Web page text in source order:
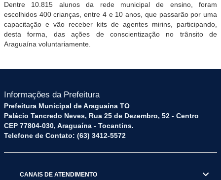
Dentre 10.815 alunos da rede municipal de ensino, foram
escolhidos 400 crianças, entre 4 e 10 anos, que passarão por uma
capacitação e vão receber kits de agentes mirins, participando,
desta forma, das ações de conscientização no trânsito de
Araguaína voluntariamente.
Informações da Prefeitura
Prefeitura Municipal de Araguaína TO
Palácio Tancredo Neves, Rua 25 de Dezembro, 52 - Centro
CEP 77804-030, Araguaína - Tocantins.
Telefone de Contato: (63) 3412-5572
CANAIS DE ATENDIMENTO